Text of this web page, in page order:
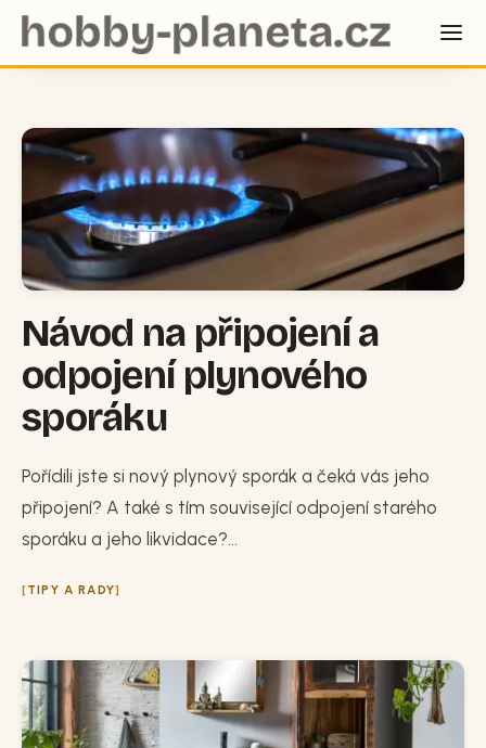
Návod na připojení a
odpojení plynového
sporáku
Pořídili jste si nový plynový sporák a čeká vás jeho
připojení? A také s tím související odpojení starého
sporáku a jeho likvidace?...
TIPY A RADY